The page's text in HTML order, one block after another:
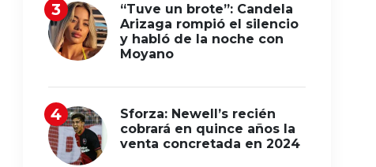
“Tuve un brote”: Candela
Arizaga rompió el silencio
y habló de la noche con
Moyano
Sforza: Newell’s recién
cobrará en quince años la
venta concretada en 2024